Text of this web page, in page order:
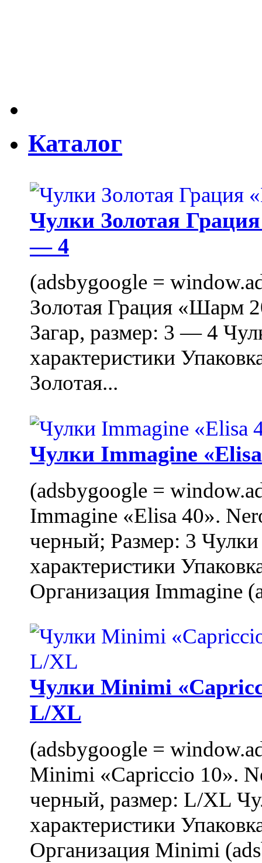
Каталог
Чулки Золотая
— 4
(adsbygoogle =
Золотая Грация «Шарм
Загар, размер: 3 — 4
характеристики
Золотая...
Чулки Immagine
(adsbygoogle =
Immagine «Elisa 40».
черный; Размер: 3
характеристики
Организация Immagine
Чулки Minimi
L/XL
(adsbygoogle =
Minimi «Capriccio 10».
черный, размер: L/XL
характеристики
Организация Minimi